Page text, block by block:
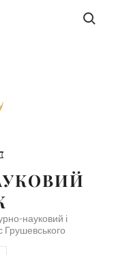
Search
науковий і
Грушевського